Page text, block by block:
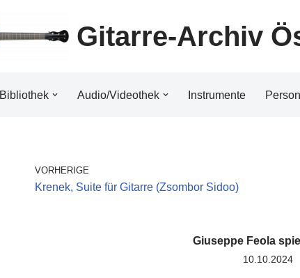
Gitarre-Archiv
Bibliothek Audio/Videothek Instrumente
VORHERIGE
Krenek, Suite für Gitarre (Zsombor Sidoo)
Giuseppe Feola
10.10.2024